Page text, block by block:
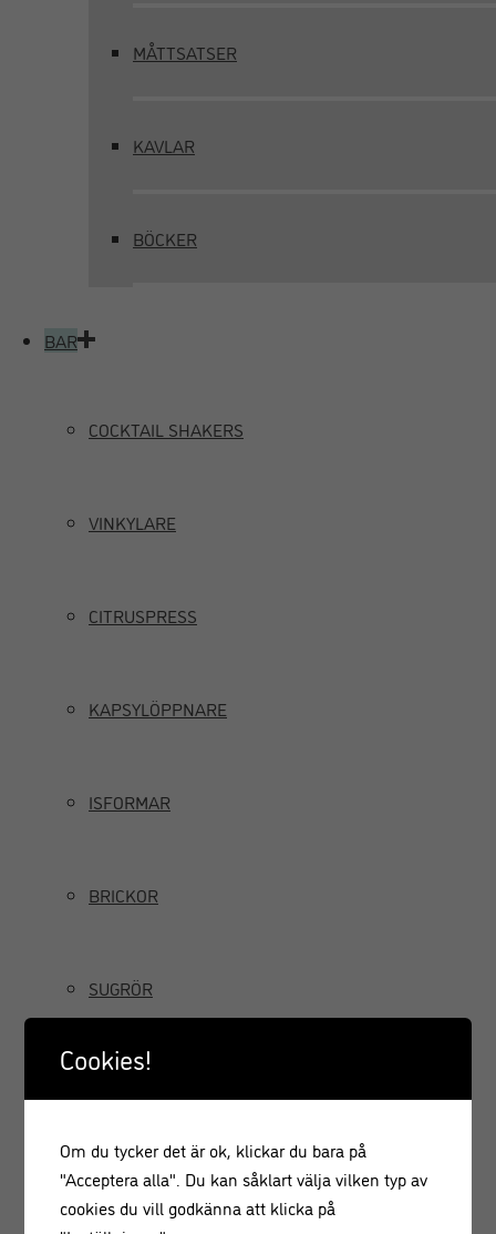
MÅTTSATSER
KAVLAR
BÖCKER
BAR
COCKTAIL SHAKERS
VINKYLARE
CITRUSPRESS
KAPSYLÖPPNARE
ISFORMAR
BRICKOR
SUGRÖR
GRÄDDSIFONER
Cookies!
Om du tycker det är ok, klickar du bara på
"Acceptera alla". Du kan såklart välja vilken typ av
cookies du vill godkänna att klicka på